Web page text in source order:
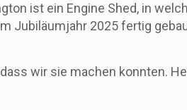
ist ein Engine Shed, in
Jubiläumjahr 2025 fertig
wir sie machen konnten.